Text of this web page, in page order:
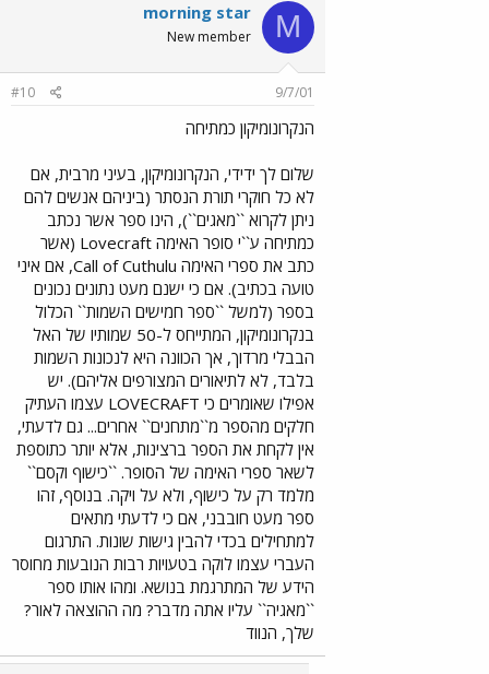
M
morning star
New member
9/7/01
#10
הנקרונומיקון כמתיחה
שלום לך ידידי, הנקרונומיקון, בעיני מרבית, אם
לא כל חוקרי תורת הנסתר (ביניהם אנשים להם
ניתן לקרוא ``מאגים``), הינו ספר אשר נכתב
כמתיחה ע``י סופר האימה Lovecraft (אשר
כתב את ספרי האימה Call of Cuthulu, אם איני
טועה בכתיב). אם כי ישנם מעט נתונים נכונים
בספר (למשל ``ספר חמישים השמות`` הכלול
בנקרונומיקון, המתייחס ל-50 שמותיו של האל
הבבלי מרדוך, אך הכוונה היא לנכונות השמות
בלבד, לא לתיאורים המצורפים אליהם). יש
אפילו שאומרים כי LOVECRAFT עצמו העתיק
חלקים מהספר מ``מתחנים`` אחרים... גם לדעתי,
אין לקחת את הספר ברצינות, אלא יותר כתוספת
לשאר ספרי האימה של הסופר. ``כישוף וקסם``
מלמד רק על כישוף, ולא על ויקה. בנוסף, זהו
ספר מעט חובבני, אם כי לדעתי מתאים
למתחילים בכדי להבין גישות שונות. התרגום
העברי עצמו לוקה בטעויות רבות הנובעות מחוסר
הידע של המתרגמת בנושא. ומהו אותו ספר
``מאגיה`` עליו אתה מדבר? מה ההוצאה לאור?
שלך, הנווד